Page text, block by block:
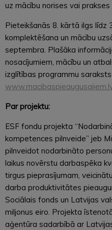
uz mācību norises vai prakses
Pieteikšanās 8. kārtā ilgs līdz
komplektēšana un mācību
septembra. Plašāka
nosacījumiem, mācību un
izglītības programmu
Par projektu:
ESF fondu projekta
kompetences pilnveide” jeb
pilnveidot nodarbināto
laikus novērstu darbaspēka
tirgus pieprasījumam,
darba produktivitātes
Sociālais fonds un Latvijas
miljonus eiro. Projekta
aģentūra sadarbībā ar